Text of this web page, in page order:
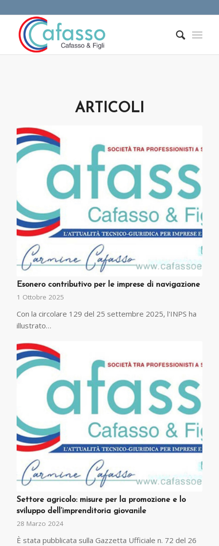
ARTICOLI
Esonero contributivo per le imprese di navigazione
1 Ottobre 2025
Con la circolare 129 del 25 settembre 2025, l'INPS ha
illustrato…
Settore agricolo: misure per la promozione e lo
sviluppo dell’imprenditoria giovanile
28 Marzo 2024
È stata pubblicata sulla Gazzetta Ufficiale n. 72 del 26